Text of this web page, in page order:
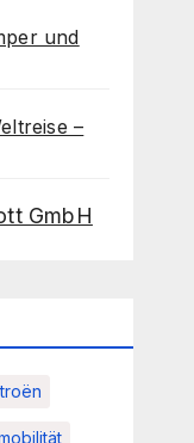
und
–
GmbH